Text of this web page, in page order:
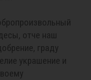
отче наш
граду
украшение и